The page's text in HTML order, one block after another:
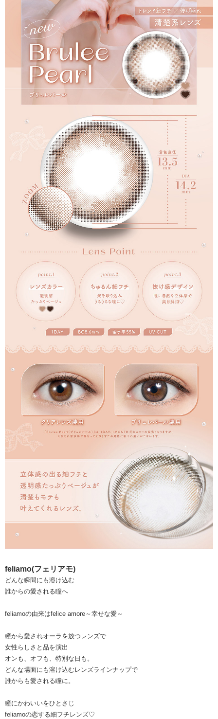
feliamo(フェリアモ)
どんな瞬間にも溶け込む
誰からの愛される瞳へ
feliamoの由来はfelice amore～幸せな愛～
瞳から愛されオーラを放つレンズで
女性らしさと品を演出
オンも、オフも、特別な日も。
どんな場面にも溶け込むレンズラインナップで
誰からも愛される瞳に。
瞳にかわいいをひとさじ
feliamoの恋する細フチレンズ♡